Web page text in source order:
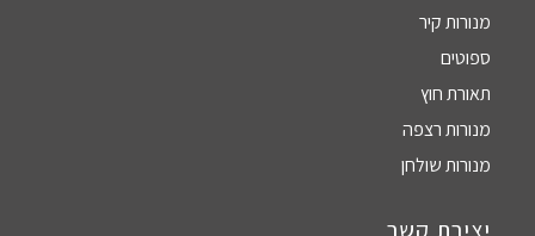
מנורות קיר
ספוטים
תאורת חוץ
מנורות רצפה
מנורות שולחן